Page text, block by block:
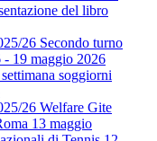
del libro
26 Secondo turno
- 19 maggio 2026
soggiorni
26 Welfare Gite
13 maggio